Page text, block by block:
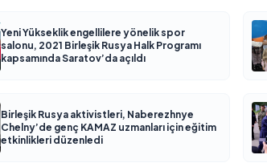
Yeni Yükseklik engellilere yönelik spor
salonu, 2021 Birleşik Rusya Halk Programı
kapsamında Saratov’da açıldı
Birleşik Rusya aktivistleri, Naberezhnye
Chelny’de genç KAMAZ uzmanları için eğitim
etkinlikleri düzenledi